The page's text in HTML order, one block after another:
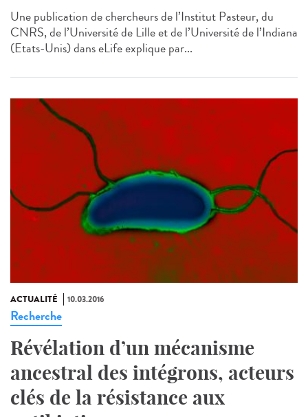
Une publication de chercheurs de l’Institut Pasteur, du
CNRS, de l’Université de Lille et de l’Université de l’Indiana
(Etats-Unis) dans eLife explique par...
ACTUALITÉ 10.03.2016
Recherche
Révélation d’un mécanisme
ancestral des intégrons, acteurs
clés de la résistance aux